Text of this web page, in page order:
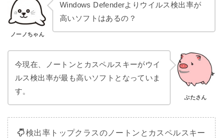
ノーノちゃん
Windows Defenderよりウイルス検出率が
高いソフトはあるの？
今現在、ノートンとカスペルスキーがウイ
ルス検出率が最も高いソフトとなっていま
す。
ぶたさん
検出率トップクラスのノートンとカスペルスキー